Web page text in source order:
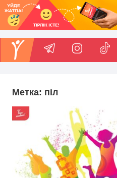
Метка: піл